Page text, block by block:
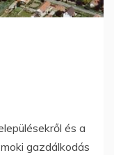
és a
gazdálkodás